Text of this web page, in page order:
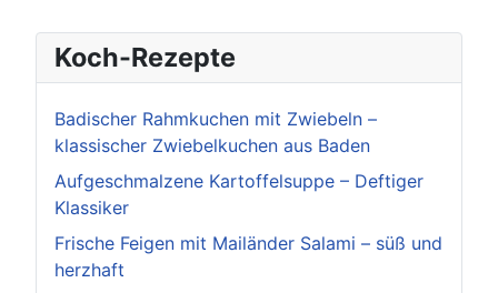
Koch-Rezepte
Badischer Rahmkuchen mit Zwiebeln –
klassischer Zwiebelkuchen aus Baden
Aufgeschmalzene Kartoffelsuppe – Deftiger
Klassiker
Frische Feigen mit Mailänder Salami – süß und
herzhaft